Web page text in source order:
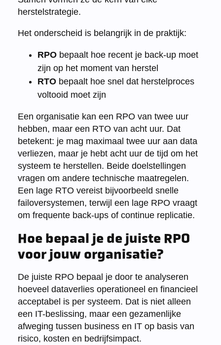
herstelstrategie.
Het onderscheid is belangrijk in de praktijk:
RPObepaalt hoe recent je back-up moet
zijn op het moment van herstel
RTObepaalt hoe snel dat herstelproces
voltooid moet zijn
Een organisatie kan een RPO van twee uur
hebben, maar een RTO van acht uur. Dat
betekent: je mag maximaal twee uur aan data
verliezen, maar je hebt acht uur de tijd om het
systeem te herstellen. Beide doelstellingen
vragen om andere technische maatregelen.
Een lage RTO vereist bijvoorbeeld snelle
failoversystemen, terwijl een lage RPO vraagt
om frequente back-ups of continue replicatie.
Hoe bepaal je de juiste RPO
voor jouw organisatie?
De juiste RPO bepaal je door te analyseren
hoeveel dataverlies operationeel en financieel
acceptabel is per systeem. Dat is niet alleen
een IT-beslissing, maar een gezamenlijke
afweging tussen business en IT op basis van
risico, kosten en bedrijfsimpact.